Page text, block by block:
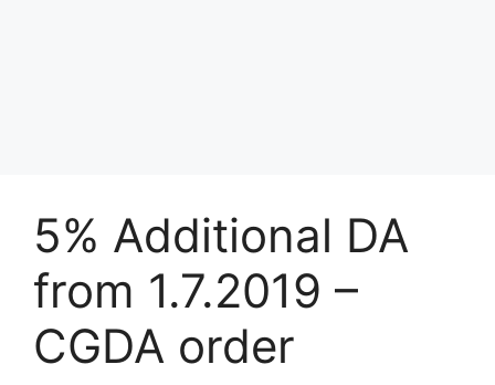
5% Additional DA
from 1.7.2019 –
CGDA order